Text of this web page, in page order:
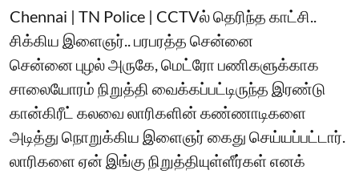
Chennai | TN Police | CCTVல் தெரிந்த காட்சி..
சிக்கிய இளைஞர்.. பரபரத்த சென்னை
சென்னை புழல் அருகே, மெட்ரோ பணிகளுக்காக
சாலையோரம் நிறுத்தி வைக்கப்பட்டிருந்த இரண்டு
கான்கிரீட் கலவை லாரிகளின் கண்ணாடிகளை
அடித்து நொறுக்கிய இளைஞர் கைது செய்யப்பட்டார்.
லாரிகளை ஏன் இங்கு நிறுத்தியுள்ளீர்கள் எனக்